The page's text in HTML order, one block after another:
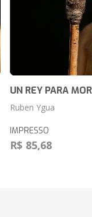
UN REY PARA
Ruben Ygua
IMPRESSO
R$ 85,68